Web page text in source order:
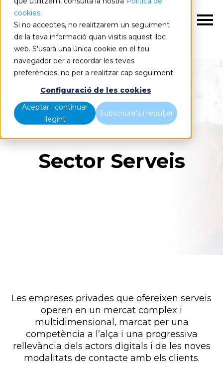
cookies.
Si no acceptes, no realitzarem un seguiment
de la teva informació quan visitis aquest lloc
web. S'usarà una única cookie en el teu
navegador per a recordar les teves
preferències, no per a realitzar cap seguiment.
Configuració de les cookies
Aceptar i continuar
llegint
Subscriure's i rebutjar
CA
Sector Serveis
Les empreses privades que ofereixen serveis
operen en un mercat complex i
multidimensional, marcat per una
competència a l’alça i una progressiva
rellevància dels actors digitals i de les noves
modalitats de contacte amb els clients.